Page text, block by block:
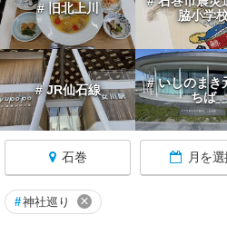
# 旧北上川
脇小学
# JR仙石線
# いしのまき
ちば
石巻 月を
城
へ
戻
る
宮
城
べ
て
#神社巡り ×